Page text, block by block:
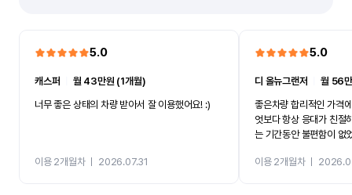
5.0
캐스퍼
월 43만원 (1개월)
너무 좋은 상태의 차량 받아서 잘 이용했어요! :)
이용 2개월차ㅣ 2026.07.31
5.0
디 올뉴그랜저 ㅣ월 56
좋은차량 합리적인 가격
엇보다 항상 응대가 친절
는 기간동안 불편함이 없
카 렌트 고민없이 강추합
이용 2개월차ㅣ